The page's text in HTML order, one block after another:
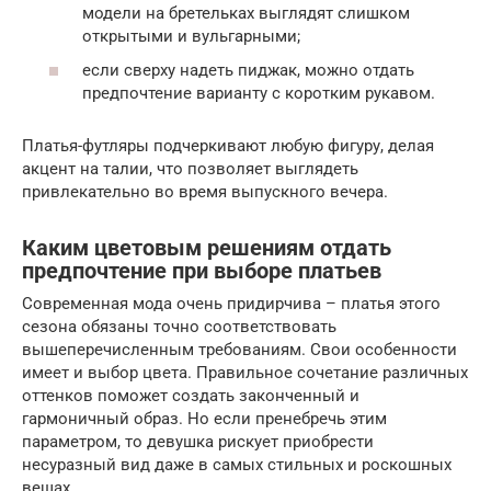
модели на бретельках выглядят слишком
открытыми и вульгарными;
если сверху надеть пиджак, можно отдать
предпочтение варианту с коротким рукавом.
Платья-футляры подчеркивают любую фигуру, делая
акцент на талии, что позволяет выглядеть
привлекательно во время выпускного вечера.
Каким цветовым решениям отдать
предпочтение при выборе платьев
Современная мода очень придирчива – платья этого
сезона обязаны точно соответствовать
вышеперечисленным требованиям. Свои особенности
имеет и выбор цвета. Правильное сочетание различных
оттенков поможет создать законченный и
гармоничный образ. Но если пренебречь этим
параметром, то девушка рискует приобрести
несуразный вид даже в самых стильных и роскошных